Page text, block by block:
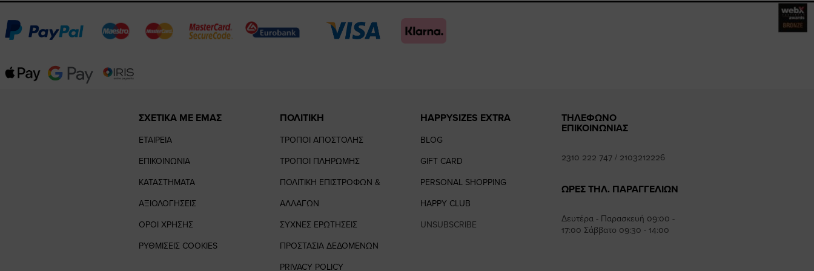
pagepagefeature=mhee
ΣΧΕΤΙΚΑ ΜΕ ΕΜΑΣ
ΕΤΑΙΡΕΙΑ
ΕΠΙΚΟΙΝΩΝΙΑ
ΚΑΤΑΣΤΗΜΑΤΑ
ΑΞΙΟΛΟΓΗΣΕΙΣ
ΟΡΟΙ ΧΡΗΣΗΣ
ΡΥΘΜΙΣΕΙΣ COOKIES
ΠΟΛΙΤΙΚΗ
ΤΡΟΠΟΙ ΑΠΟΣΤΟΛΗΣ
ΤΡΟΠΟΙ ΠΛΗΡΩΜΗΣ
ΠΟΛΙΤΙΚΗ ΕΠΙΣΤΡΟΦΩΝ &
ΑΛΛΑΓΩΝ
ΣΥΧΝΕΣ ΕΡΩΤΗΣΕΙΣ
ΠΡΟΣΤΑΣΙΑ ΔΕΔΟΜΕΝΩΝ
PRIVACY POLICY
HAPPYSIZES EXTRA
BLOG
GIFT CARD
PERSONAL SHOPPING
HAPPY CLUB
UNSUBSCRIBE
ΤΗΛΕΦΩΝΟ
ΕΠΙΚΟΙΝΩΝΙΑΣ
2310 222 747 / 2103212226
ΩΡΕΣ ΤΗΛ. ΠΑΡΑΓΓΕΛΙΩΝ
Δευτέρα - Παρασκευή 09:00 -
17:00 Σάββατο 09:30 - 14:00